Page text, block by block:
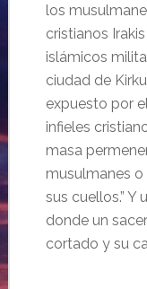
los
cristianos
islámicos
ciudad de
expuesto por
infieles
masa
musulmanes o
sus cuellos.”
donde un
cortado y su